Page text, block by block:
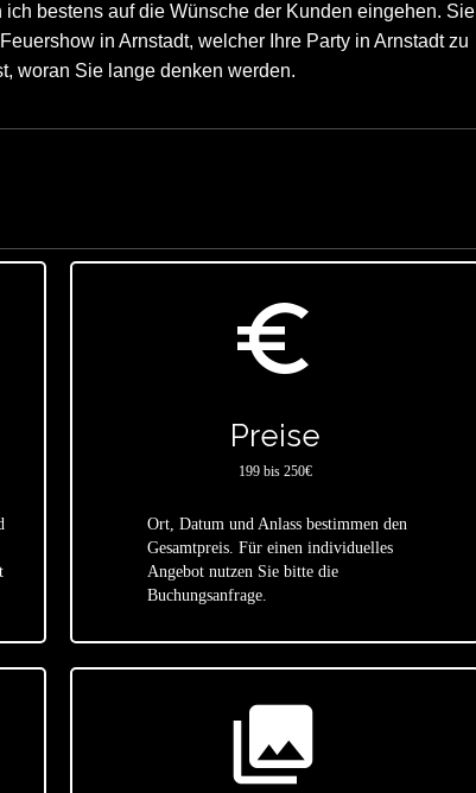
bestens auf die Wünsche der Kunden eingehen. Sie
in Arnstadt, welcher Ihre Party in Arnstadt zu
woran Sie lange denken werden.
euro_symbol
Preise
199 bis 250€
Ort, Datum und Anlass bestimmen den
Gesamtpreis. Für einen individuelles
Angebot nutzen Sie bitte die
Buchungsanfrage.
photo_library